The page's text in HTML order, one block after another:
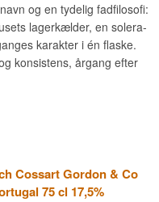
og en tydelig fadfilosofi:
lagerkælder, en solera-
karakter i én flaske.
konsistens, årgang efter
Cossart Gordon & Co
75 cl 17,5%